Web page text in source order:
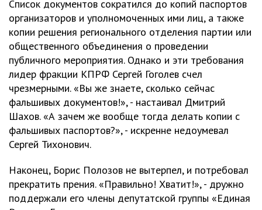
Список документов сократился до копий паспортов
организаторов и уполномоченных ими лиц, а также
копии решения регионального отделения партии или
общественного объединения о проведении
публичного мероприятия. Однако и эти требования
лидер фракции КПРФ Сергей Гоголев счел
чрезмерными. «Вы же знаете, сколько сейчас
фальшивых документов!», - настаивал Дмитрий
Шахов. «А зачем же вообще тогда делать копии с
фальшивых паспортов?», - искренне недоумевал
Сергей Тихонович.
Наконец, Борис Полозов не вытерпел, и потребовал
прекратить прения. «Правильно! Хватит!», - дружно
поддержали его члены депутатской группы «Единая